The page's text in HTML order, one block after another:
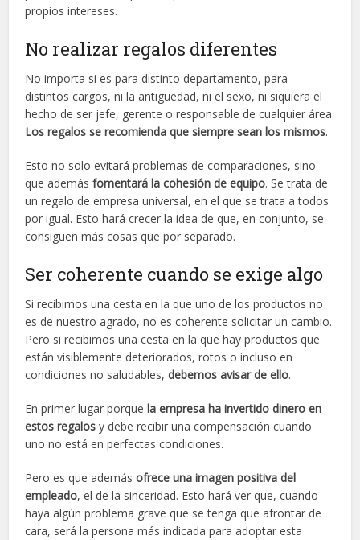
propios intereses.
No realizar regalos diferentes
No importa si es para distinto departamento, para
distintos cargos, ni la antigüedad, ni el sexo, ni siquiera el
hecho de ser jefe, gerente o responsable de cualquier área.
Los regalos se recomienda que siempre sean los mismos.
Esto no solo evitará problemas de comparaciones, sino
que ademásfomentará la cohesión de equipo. Se trata de
un regalo de empresa universal, en el que se trata a todos
por igual. Esto hará crecer la idea de que, en conjunto, se
consiguen más cosas que por separado.
Ser coherente cuando se exige algo
Si recibimos una cesta en la que uno de los productos no
es de nuestro agrado, no es coherente solicitar un cambio.
Pero si recibimos una cesta en la que hay productos que
están visiblemente deteriorados, rotos o incluso en
condiciones no saludables,debemos avisar de ello.
En primer lugar porque la empresa ha invertido dinero en
estos regalos y debe recibir una compensación cuando
uno no está en perfectas condiciones.
Pero es que ademásofrece una imagen positiva del
empleado, el de la sinceridad. Esto hará ver que, cuando
haya algún problema grave que se tenga que afrontar de
cara, será la persona más indicada para adoptar esta